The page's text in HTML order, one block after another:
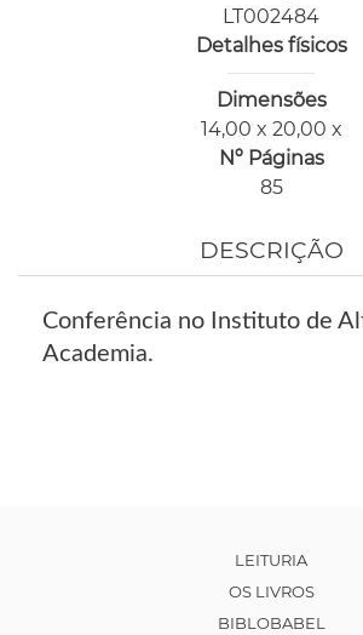
LT002484
Detalhes físicos
Dimensões
14,00 x 20,00 x
Nº Páginas
85
DESCRIÇÃO
Conferência no Instituto de
Academia.
LEITURIA
OS LIVROS
BIBLOBABEL